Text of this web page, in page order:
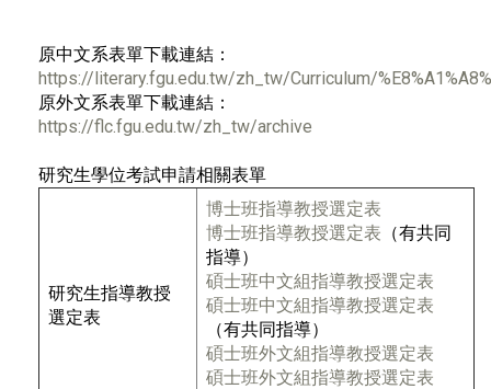
原中文系表單下載連結：
https://literary.fgu.edu.tw/zh_tw/Curriculum/
原外文系表單下載連結：
https://flc.fgu.edu.tw/zh_tw/archive
研究生學位考試申請相關表單
研究生指導教授
選定表
博士班指導教授選定表
博士班指導教授選定表 （有共同
指導）
碩士班中文組指導教授選定表
碩士班中文組指導教授選定表
（有共同指導）
碩士班外文組指導教授選定表
碩士班外文組指導教授選定表